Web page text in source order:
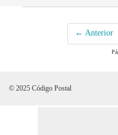
← Anterior
© 2025 Código Postal